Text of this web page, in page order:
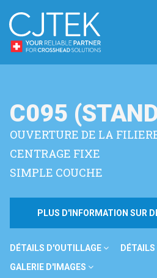
C095
OUVERTURE DE LA
CENTRAGE FIXE
SIMPLE COUCHE
PLUS D'INFORMATION SUR
DÉTAILS D'OUTILLAGE
GALERIE D'IMAGES